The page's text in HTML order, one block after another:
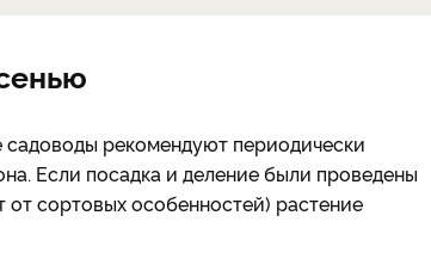
садоводы рекомендуют периодически
Если посадка и деление были проведены
от сортовых особенностей) растение